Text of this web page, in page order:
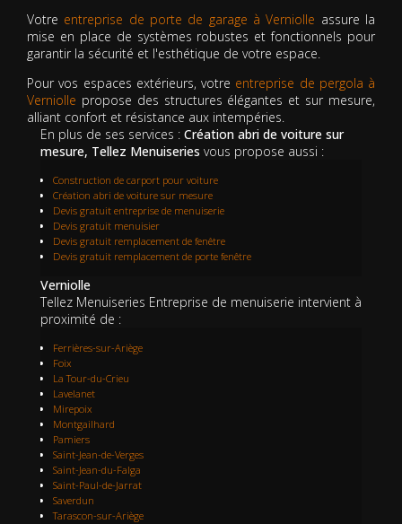
Votre entreprise de porte de garage à Verniolle assure la
mise en place de systèmes robustes et fonctionnels pour
garantir la sécurité et l'esthétique de votre espace.
Pour vos espaces extérieurs, votre entreprise de pergola à
Verniolle propose des structures élégantes et sur mesure,
alliant confort et résistance aux intempéries.
En plus de ses services : Création abri de voiture sur
mesure, Tellez Menuiseries vous propose aussi :
Construction de carport pour voiture
Création abri de voiture sur mesure
Devis gratuit entreprise de menuiserie
Devis gratuit menuisier
Devis gratuit remplacement de fenêtre
Devis gratuit remplacement de porte fenêtre
Verniolle
Tellez Menuiseries Entreprise de menuiserie intervient à
proximité de :
Ferrières-sur-Ariège
Foix
La Tour-du-Crieu
Lavelanet
Mirepoix
Montgailhard
Pamiers
Saint-Jean-de-Verges
Saint-Jean-du-Falga
Saint-Paul-de-Jarrat
Saverdun
Tarascon-sur-Ariège